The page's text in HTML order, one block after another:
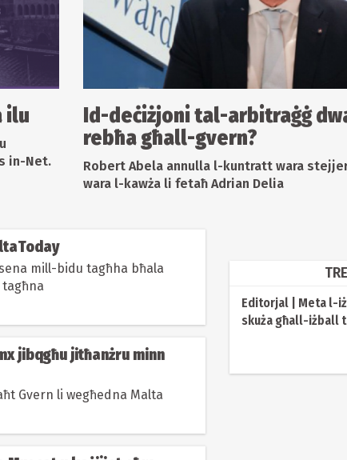
ilu
in-Net.
Id-deċiżjoni tal-arbitraġġ
rebħa għall-gvern?
Robert Abela annulla l-kuntratt wara
wara l-kawża li fetaħ Adrian Delia
mill-bidu tagħha bħala
jibqgħu jitħanżru minn
Gvern li wegħedna Malta
Editorjal | Meta l-
skuża għall-iżball